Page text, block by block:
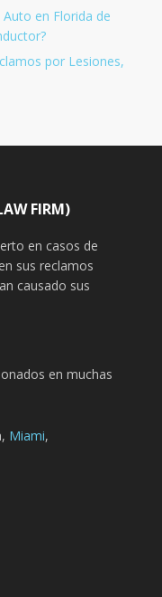
en Florida de
por Lesiones,
FIRM)
en casos de
sus reclamos
causado sus
en muchas
Miami,